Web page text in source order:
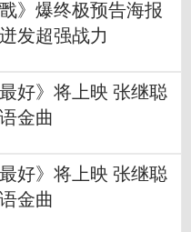
》爆终极预告海报
发超强战力
好》将上映 张继聪
金曲
好》将上映 张继聪
金曲